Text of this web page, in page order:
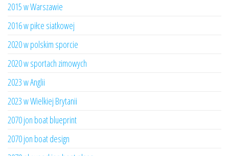
2015 w Warszawie
2016 w piłce siatkowej
2020 w polskim sporcie
2020 w sportach zimowych
2023 w Anglii
2023 w Wielkiej Brytanii
2070 jon boat blueprint
2070 jon boat design